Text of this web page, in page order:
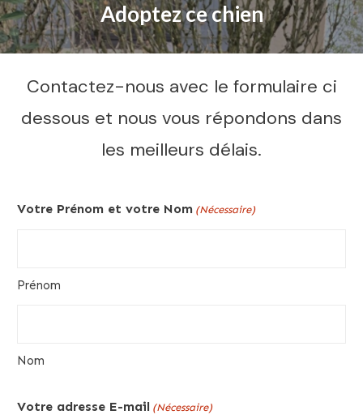
Adoptez ce chien
Contactez-nous avec le formulaire ci
dessous et nous vous répondons dans
les meilleurs délais.
Votre Prénom et votre Nom (Nécessaire)
Prénom
Nom
Votre adresse E-mail (Nécessaire)